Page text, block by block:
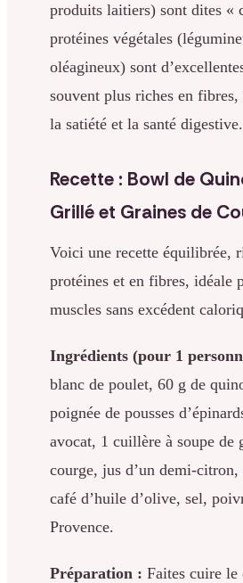
produits laitiers) sont dites «
protéines végétales
oléagineux) sont
souvent plus riches en
la satiété et la santé digestive.
Recette : Bowl de
Grillé et Graines de
Voici une recette équilibrée,
protéines et en fibres, idéale
muscles sans excédent
Ingrédients (pour 1
blanc de poulet, 60 g de
poignée de pousses
avocat, 1 cuillère à soupe de
courge, jus d’un demi-
café d’huile d’olive, sel,
Provence.
Préparation : Faites cuire le